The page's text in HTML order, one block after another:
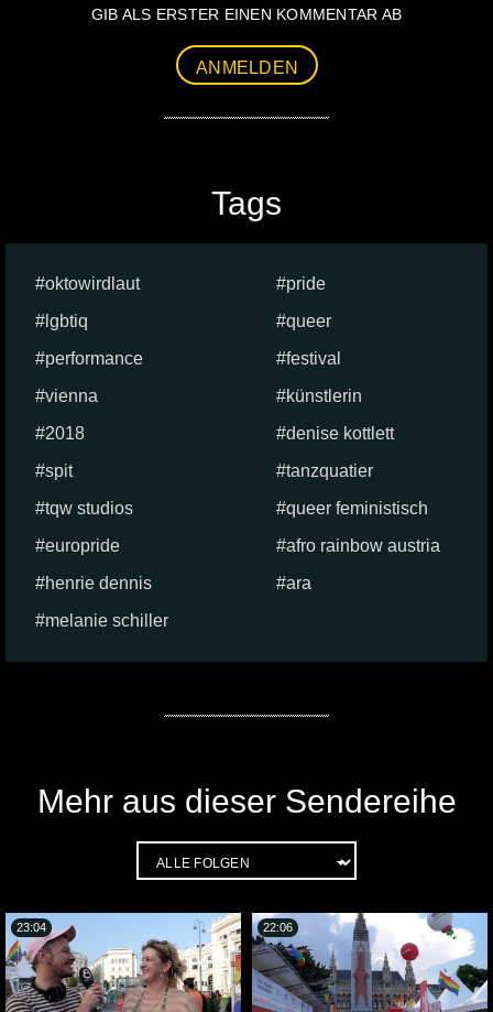
GIB ALS ERSTER EINEN KOMMENTAR AB
ANMELDEN
Tags
oktowirdlaut
pride
lgbtiq
queer
performance
festival
vienna
künstlerin
2018
denise kottlett
spit
tanzquatier
tqw studios
queer feministisch
europride
afro rainbow austria
henrie dennis
ara
melanie schiller
Mehr aus dieser Sendereihe
23:04 22:06